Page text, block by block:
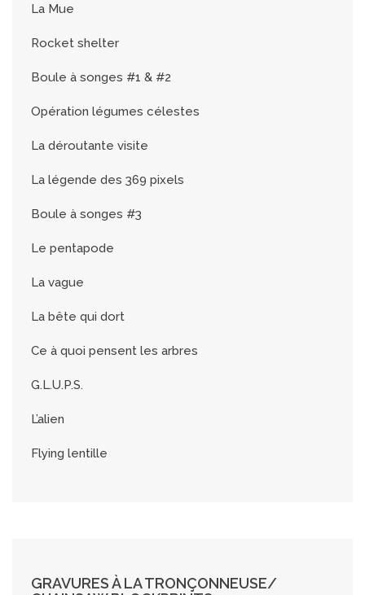
La Mue
Rocket shelter
Boule à songes #1 & #2
Opération légumes célestes
La déroutante visite
La légende des 369 pixels
Boule à songes #3
Le pentapode
La vague
La bête qui dort
Ce à quoi pensent les arbres
G.L.U.P.S.
L’alien
Flying lentille
GRAVURES À LA TRONÇONNEUSE/